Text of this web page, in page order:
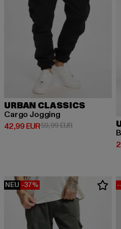
URBAN CLASSICS
Cargo Jogging
42,99 EUR
Derzeitiger Preis: 42,99 EUR
59,99 EURAktionspreis:
NEU -37%